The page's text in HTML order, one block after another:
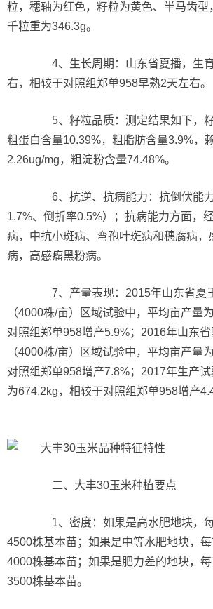
粒，穗轴为红色，籽粒为黄色、半马齿型
千粒重为346.3g。
4、生长周期：山东省夏播，生
右，相较于对照组郑单958早熟2天左右。
5、籽粒品质：测定结果如下，籽
粗蛋白含量10.39%，粗脂肪含量3.9%，
2.26ug/mg，粗淀粉含量74.48%。
6、抗逆、抗病能力：抗倒伏能
1.7%、倒折率0.5%）；抗病能力方面，
病，中抗小斑病、弯孢叶斑病和穗腐病，
病，高感瘤黑粉病。
7、产量表现：2015年山东省夏
（4000株/亩）区域试验中，平均亩产量
对照组郑单958增产5.9%；2016年山东
（4000株/亩）区域试验中，平均亩产量
对照组郑单958增产7.8%；2017年生产
为674.2kg，相较于对照组郑单958增产
二、大丰30玉米种植要点
1、密度：如果是高水肥地块，
4500株基本苗；如果是中等水肥地块，
4000株基本苗；如果是肥力差的地块，
3500株基本苗。